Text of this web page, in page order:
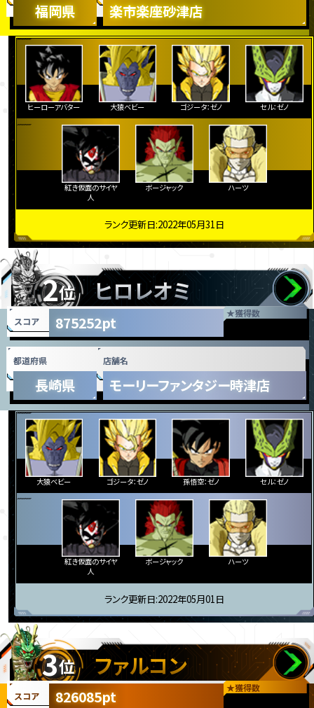
福岡県 楽市楽座砂津店
ヒーローアバター 大猿ベビー ゴジータ：ゼノ セル：ゼノ
紅き仮面のサイヤ
人
ボージャック ハーツ
ランク更新日:2022年05月31日
2位 ヒロレオミ
★獲得数
スコア 875252pt
都道府県
長崎県
店舗名
モーリーファンタジー時津店
大猿ベビー ゴジータ：ゼノ 孫悟空：ゼノ セル：ゼノ
紅き仮面のサイヤ
人
ボージャック ハーツ
ランク更新日:2022年05月01日
3位 ファルコン
★獲得数
スコア 826085pt